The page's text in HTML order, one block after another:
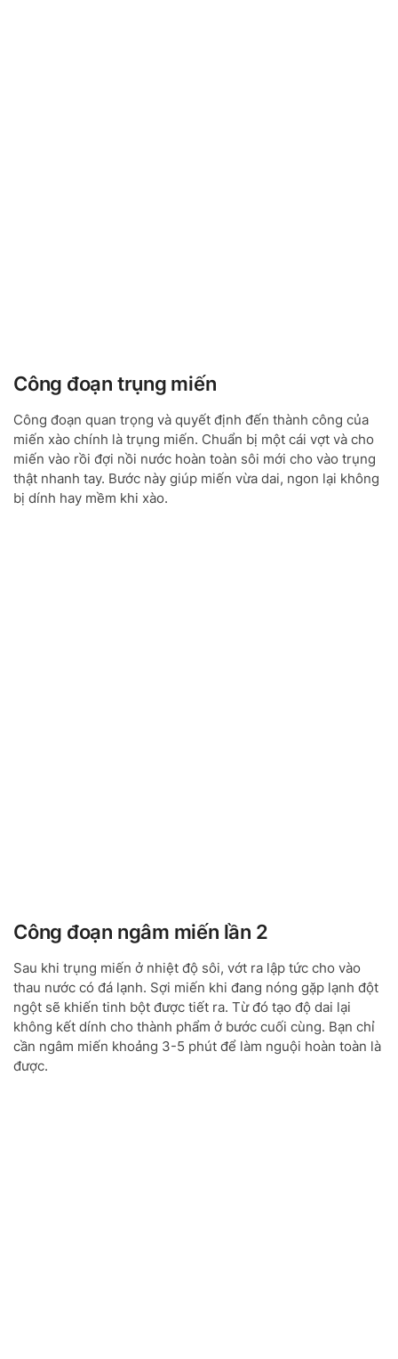
Công đoạn trụng miến
Công đoạn quan trọng và quyết định đến thành công của
miến xào chính là trụng miến. Chuẩn bị một cái vợt và cho
miến vào rồi đợi nồi nước hoàn toàn sôi mới cho vào trụng
thật nhanh tay. Bước này giúp miến vừa dai, ngon lại không
bị dính hay mềm khi xào.
Công đoạn ngâm miến lần 2
Sau khi trụng miến ở nhiệt độ sôi, vớt ra lập tức cho vào
thau nước có đá lạnh. Sợi miến khi đang nóng gặp lạnh đột
ngột sẽ khiến tinh bột được tiết ra. Từ đó tạo độ dai lại
không kết dính cho thành phẩm ở bước cuối cùng. Bạn chỉ
cần ngâm miến khoảng 3-5 phút để làm nguội hoàn toàn là
được.